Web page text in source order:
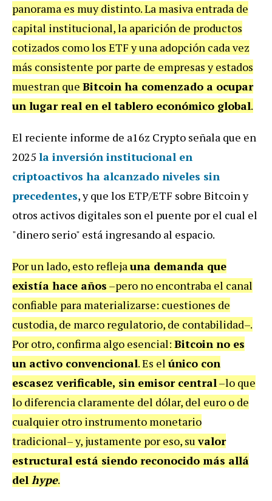
panorama es muy distinto. La masiva entrada de
capital institucional, la aparición de productos
cotizados como los ETF y una adopción cada vez
más consistente por parte de empresas y estados
muestran que Bitcoin ha comenzado a ocupar
un lugar real en el tablero económico global.
El reciente informe de a16z Crypto señala que en
2025 la inversión institucional en
criptoactivos ha alcanzado niveles sin
precedentes, y que los ETP/ETF sobre Bitcoin y
otros activos digitales son el puente por el cual el
"dinero serio" está ingresando al espacio.
Por un lado, esto reflejauna demanda que
existía hace años –pero no encontraba el canal
confiable para materializarse: cuestiones de
custodia, de marco regulatorio, de contabilidad–.
Por otro, confirma algo esencial: Bitcoin no es
un activo convencional. Es el único con
escasez verificable, sin emisor central–lo que
lo diferencia claramente del dólar, del euro o de
cualquier otro instrumento monetario
tradicional– y, justamente por eso, suvalor
estructural está siendo reconocido más allá
del hype.